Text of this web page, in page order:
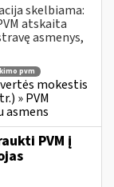
skelbiama:
atskaita
asmenys,
pvm
mokestis
» PVM
asmens
PVM į